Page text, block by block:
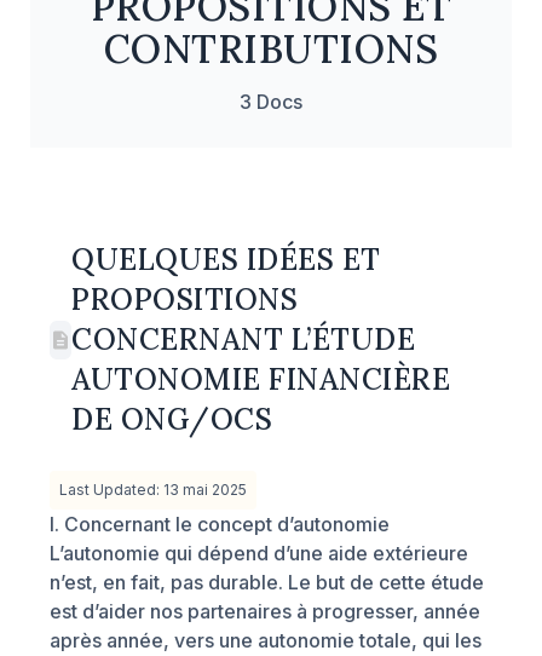
CONTRIBUTIONS
3 Docs
QUELQUES IDÉES ET
PROPOSITIONS
CONCERNANT L’ÉTUDE
AUTONOMIE FINANCIÈRE
DE ONG/OCS
Last Updated: 13 mai 2025
I. Concernant le concept d’autonomie
L’autonomie qui dépend d’une aide extérieure
n’est, en fait, pas durable. Le but de cette étude
est d’aider nos partenaires à progresser, année
après année, vers une autonomie totale, qui les